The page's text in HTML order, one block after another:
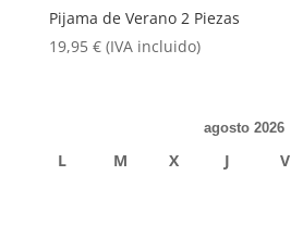
Pijama de Verano 2 Piezas
19,95 € (IVA incluido)
agosto 2026
L M X J V